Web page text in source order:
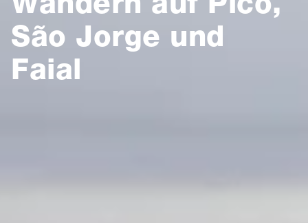
São Jorge und
Faial